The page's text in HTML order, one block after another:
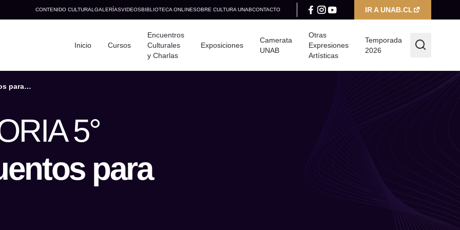
CONTENIDO CULTURAL GALERÍASVIDEOSBIBLIOTECA ONLINESOBRE CULTURA UNABCONTACTO IR A UNAB.CL
Inicio Cursos
Encuentros
Culturales
y Charlas
Exposiciones
Camerata
UNAB
Otras
Expresiones
Artísticas
Temporada
2026
hoy?
para
5°
para